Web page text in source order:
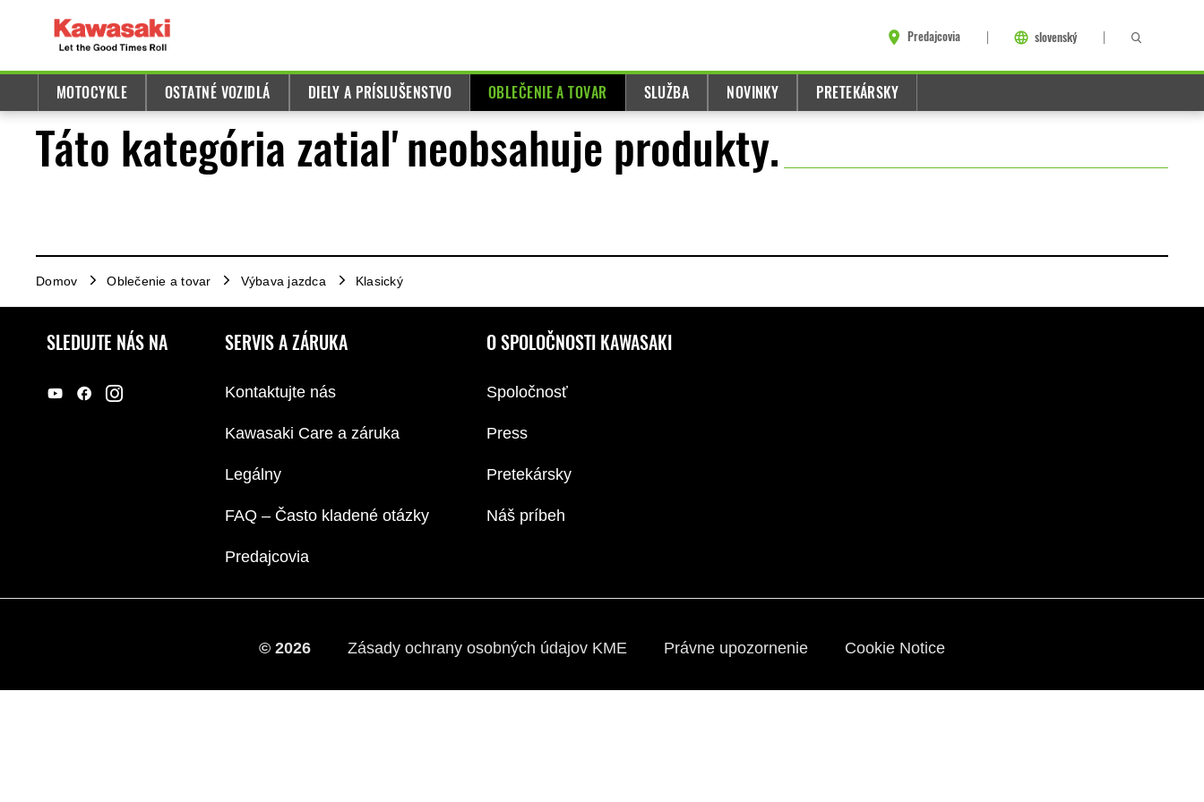
Predajcovia slovenský
MOTOCYKLE OSTATNÉ VOZIDLÁ DIELY A PRÍSLUŠENSTVO OBLEČENIE A TOVAR SLUŽBA NOVINKY PRETEKÁRSKY
Táto kategória zatiaľ neobsahuje produkty.
Domov Oblečenie a tovar Výbava jazdca Klasický
SLEDUJTE NÁS NA SERVIS A ZÁRUKA
Kontaktujte nás
Kawasaki Care a záruka
Legálny
FAQ – Často kladené otázky
Predajcovia
O SPOLOČNOSTI KAWASAKI
Spoločnosť
Press
Pretekársky
Náš príbeh
© 2026 Zásady ochrany osobných údajov KME Právne upozornenie Cookie Notice